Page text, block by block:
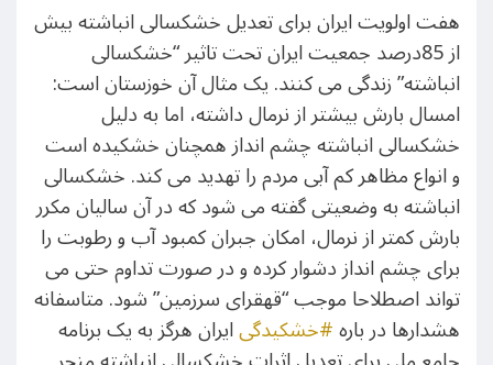
هفت اولویت ایران برای تعدیل خشکسالی انباشته بیش
از 85درصد جمعیت ایران تحت تاثیر “خشکسالی
انباشته” زندگی می کنند. یک مثال آن خوزستان است:
امسال بارش بیشتر از نرمال داشته، اما به دلیل
خشکسالی انباشته چشم انداز همچنان خشکیده است
و انواع مظاهر کم آبی مردم را تهدید می کند. خشکسالی
انباشته به وضعیتی گفته می شود که در آن سالیان مکرر
بارش کمتر از نرمال، امکان جبران کمبود آب و رطوبت را
برای چشم انداز دشوار کرده و در صورت تداوم حتی می
تواند اصطلاحا موجب “قهقرای سرزمین” شود. متاسفانه
هشدارها در باره#خشکیدگیایران هرگز به یک برنامه